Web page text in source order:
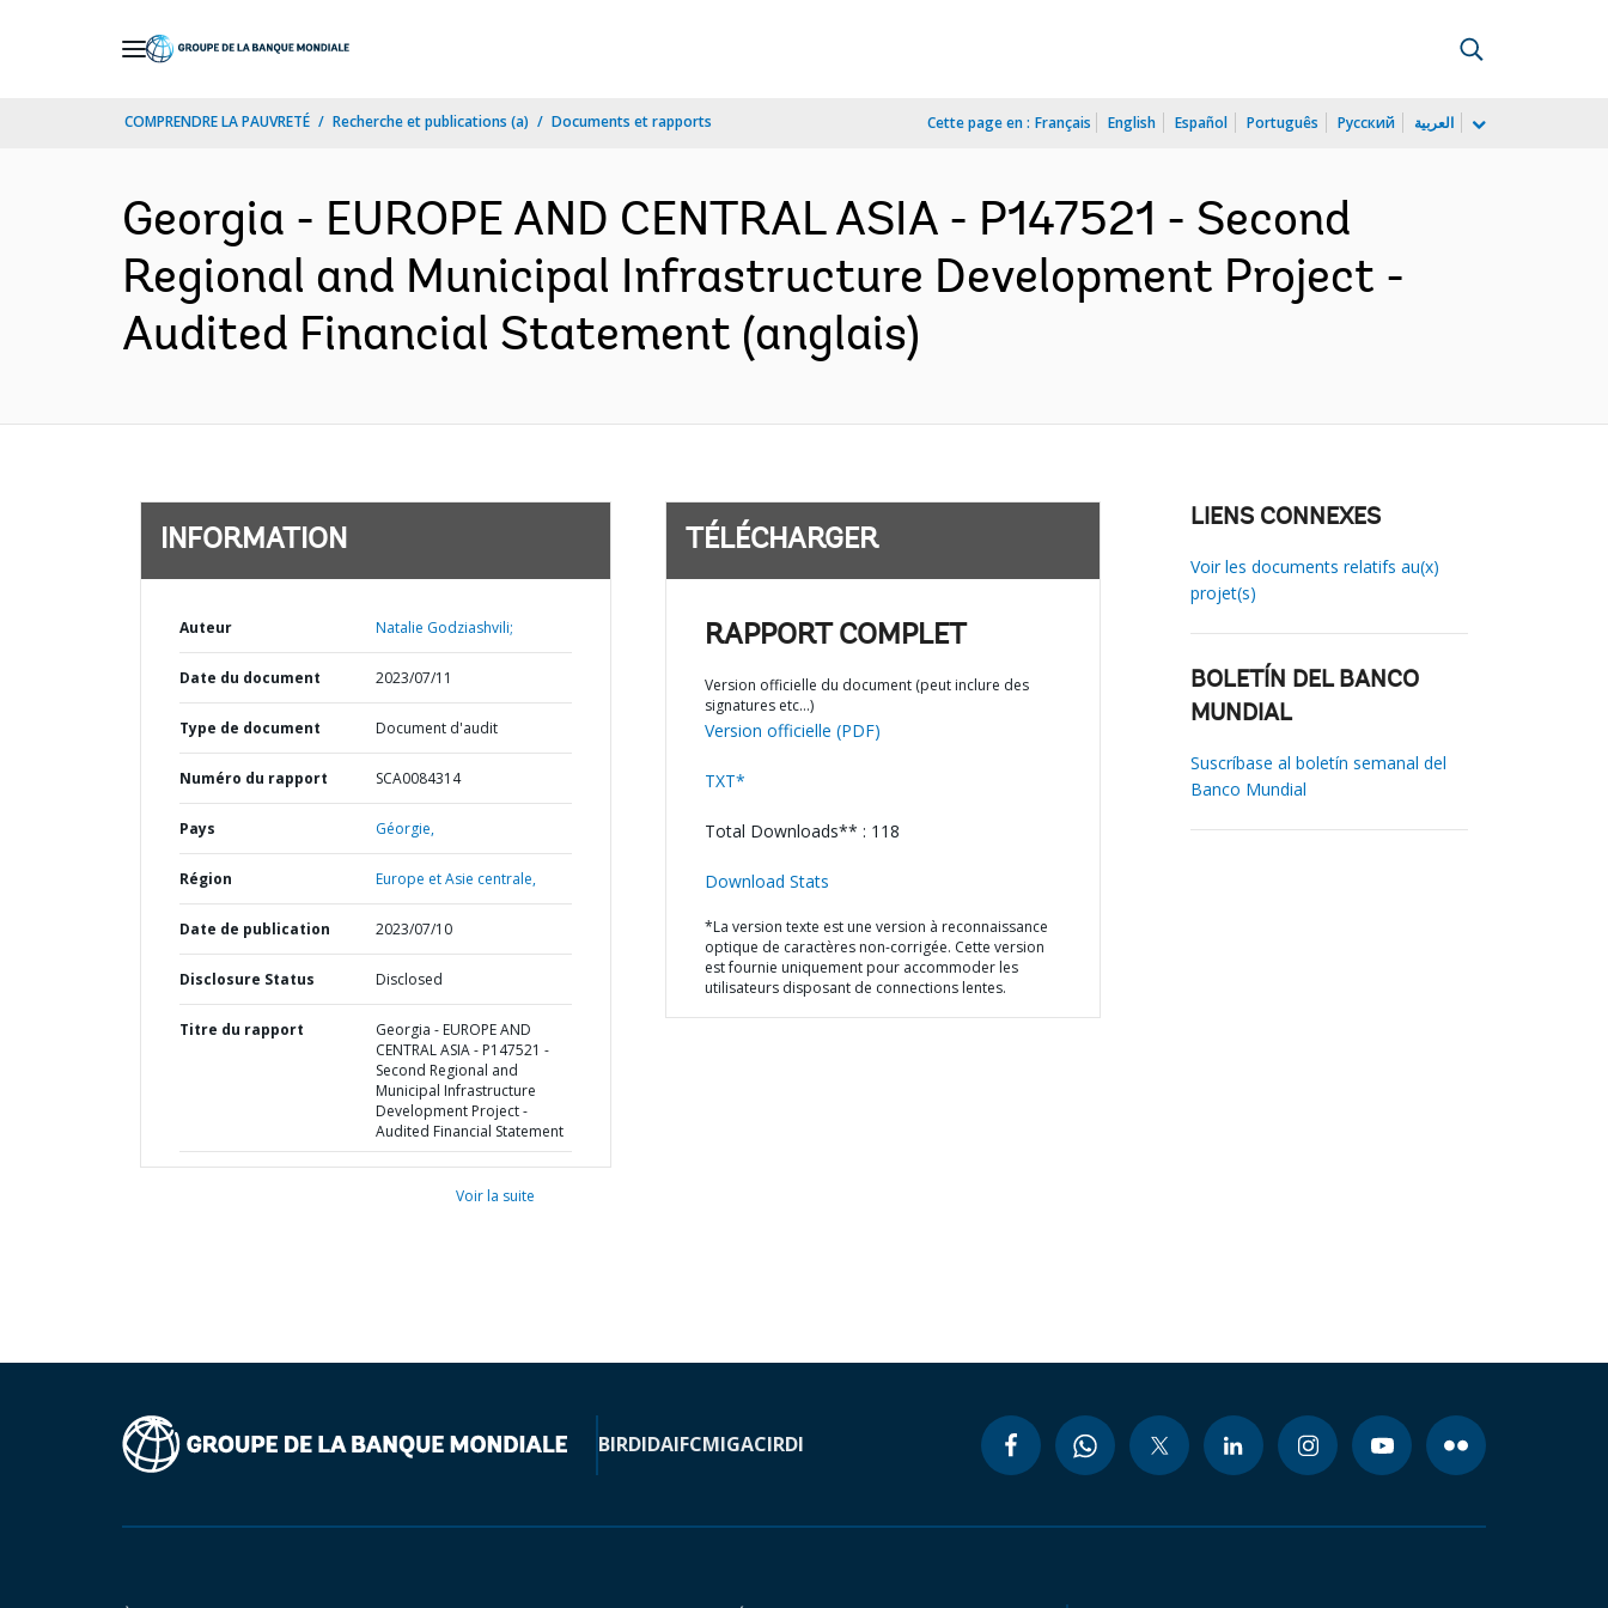
COMPRENDRE LA PAUVRETÉ Recherche et publications (a) Documents et rapports Cette page en : Français English Español Português Русский العربية
Georgia - EUROPE AND CENTRAL ASIA - P147521 - Second
Regional and Municipal Infrastructure Development Project -
Audited Financial Statement (anglais)
INFORMATION
Auteur Natalie Godziashvili;
Date du document 2023/07/11
Type de document Document d'audit
Numéro du rapport SCA0084314
Pays Géorgie,
Région Europe et Asie centrale,
Date de publication 2023/07/10
Disclosure Status Disclosed
Titre du rapport
Georgia - EUROPE AND
CENTRAL ASIA - P147521 -
Second Regional and
Municipal Infrastructure
Development Project -
Audited Financial Statement
Voir la suite
TÉLÉCHARGER
RAPPORT COMPLET
Version officielle du document (peut inclure des
signatures etc…)
Version officielle (PDF)
TXT*
Total Downloads** : 118
Download Stats
*La version texte est une version à reconnaissance
optique de caractères non-corrigée. Cette version
est fournie uniquement pour accommoder les
utilisateurs disposant de connections lentes.
LIENS CONNEXES
Voir les documents relatifs au(x)
projet(s)
BOLETÍN DEL BANCO
MUNDIAL
Suscríbase al boletín semanal del
Banco Mundial
BIRDIDAIFCMIGACIRDI